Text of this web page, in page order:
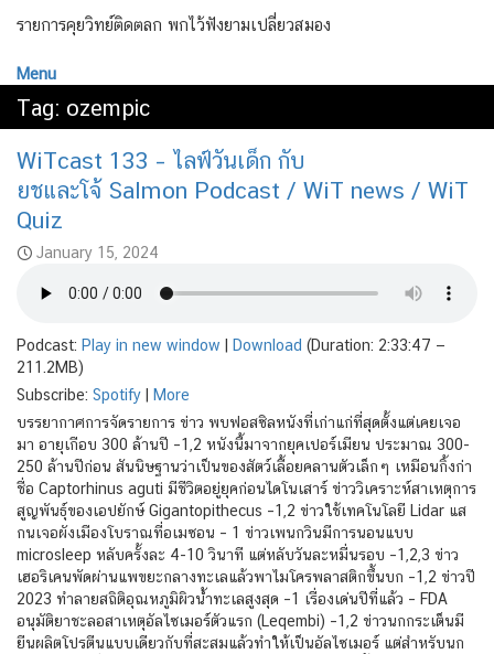
รายการคุยวิทย์ติดตลก พกไว้ฟังยามเปลี่ยวสมอง
Menu
Tag: ozempic
WiTcast 133 – ไลฟ์วันเด็ก กับ
ยชและโจ้ Salmon Podcast / WiT news / WiT
Quiz
January 15, 2024
Podcast: Play in new window | Download (Duration: 2:33:47 —
211.2MB)
Subscribe: Spotify | More
บรรยากาศการจัดรายการ ข่าว พบฟอสซิลหนังที่เก่าแก่ที่สุดตั้งแต่เคยเจอ
มา อายุเกือบ 300 ล้านปี –1,2 หนังนี้มาจากยุคเปอร์เมียน ประมาณ 300-
250 ล้านปีก่อน สันนิษฐานว่าเป็นของสัตว์เลื้อยคลานตัวเล็กๆ เหมือนกิ้งก่า
ชื่อ Captorhinus aguti มีชีวิตอยู่ยุคก่อนไดโนเสาร์ ข่าววิเคราะห์สาเหตุการ
สูญพันธุ์ของเอปยักษ์ Gigantopithecus –1,2 ข่าวใช้เทคโนโลยี Lidar แส
กนเจอผังเมืองโบราณที่อเมซอน – 1 ข่าวเพนกวินมีการนอนแบบ
microsleep หลับครั้งละ 4-10 วินาที แต่หลับวันละหมื่นรอบ –1,2,3 ข่าว
เฮอริเคนพัดผ่านแพขยะกลางทะเลแล้วพาไมโครพลาสติกขึ้นบก –1,2 ข่าวปี
2023 ทำลายสถิติอุณหภูมิผิวน้ำทะเลสูงสุด –1 เรื่องเด่นปีที่แล้ว – FDA
อนุมัติยาชะลอสาเหตุอัลไซเมอร์ตัวแรก (Leqembi) –1,2 ข่าวนกกระเต็นมี
ยีนผลิตโปรตีนแบบเดียวกับที่สะสมแล้วทำให้เป็นอัลไซเมอร์ แต่สำหรับนก